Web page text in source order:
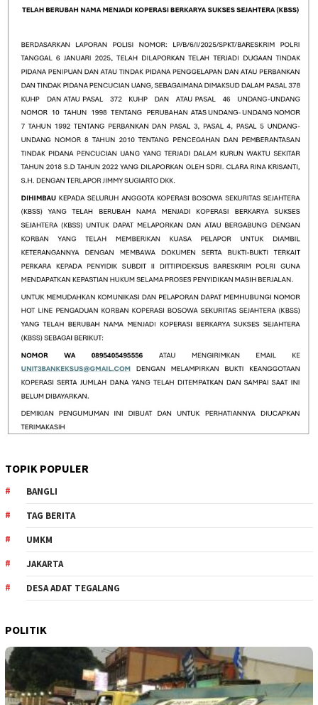
TOPIK POPULER
BANGLI
TAG BERITA
UMKM
JAKARTA
DESA ADAT TEGALANG
POLITIK